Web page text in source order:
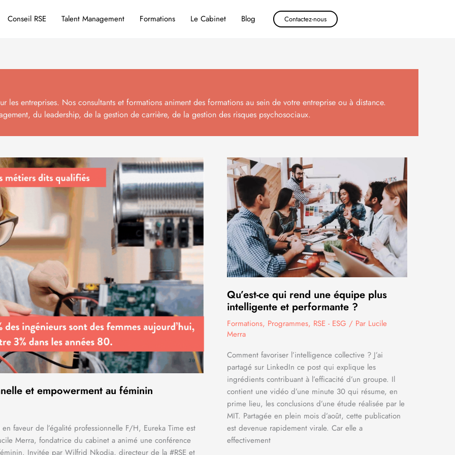
Conseil RSE Talent Management Formations Le Cabinet Blog Contactez-nous
les entreprises. Nos consultants et formations animent des formations au sein de votre entreprise ou à distance.
du leadership, de la gestion de carrière, de la gestion des risques psychosociaux.
et empowerment au féminin
faveur de l’égalité professionnelle F/H, Eureka Time est
Merra, fondatrice du cabinet a animé une conférence
Invitée par Wilfrid Nkodia, directeur de la #RSE et
Qu’est-ce qui rend une équipe plus
intelligente et performante ?
Formations, Programmes, RSE - ESG / Par Lucile
Merra
Comment favoriser l’intelligence collective ? J’ai
partagé sur LinkedIn ce post qui explique les
ingrédients contribuant à l’efficacité d’un groupe. Il
contient une vidéo d’une minute 30 qui résume, en
prime lieu, les conclusions d’une étude réalisée par le
MIT. Partagée en plein mois d’août, cette publication
est devenue rapidement virale. Car elle a
effectivement